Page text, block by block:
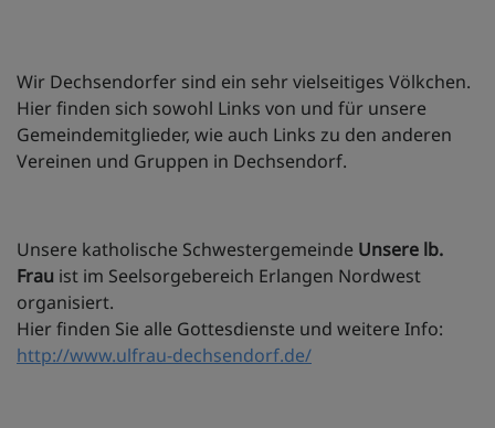
Wir Dechsendorfer sind ein sehr vielseitiges Völkchen.
Hier finden sich sowohl Links von und für unsere
Gemeindemitglieder, wie auch Links zu den anderen
Vereinen und Gruppen in Dechsendorf.
Unsere katholische Schwestergemeinde Unsere lb.
Frau ist im Seelsorgebereich Erlangen Nordwest
organisiert.
Hier finden Sie alle Gottesdienste und weitere Info:
http://www.ulfrau-dechsendorf.de/